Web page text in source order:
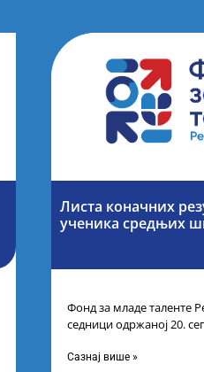
Листа коначних
ученика средњих
Фонд за младе таленте
седници одржаној 20.
Сазнај више »